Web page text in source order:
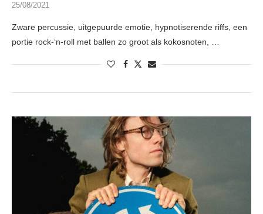
25/08/2021
Zware percussie, uitgepuurde emotie, hypnotiserende riffs, een
portie rock-‘n-roll met ballen zo groot als kokosnoten, …